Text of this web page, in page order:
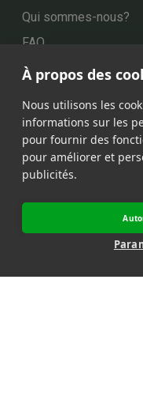
Qui sommes-nous?
FAQ
Video Live
Nos
À propos des
Nous utilisons les
informations sur les
pour fournir des
pour améliorer et
publicités.